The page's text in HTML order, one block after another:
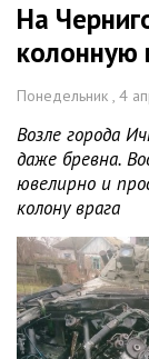
На
колонную
Понедельник , 4
Возле города
даже бревна.
ювелирно и
колону врага